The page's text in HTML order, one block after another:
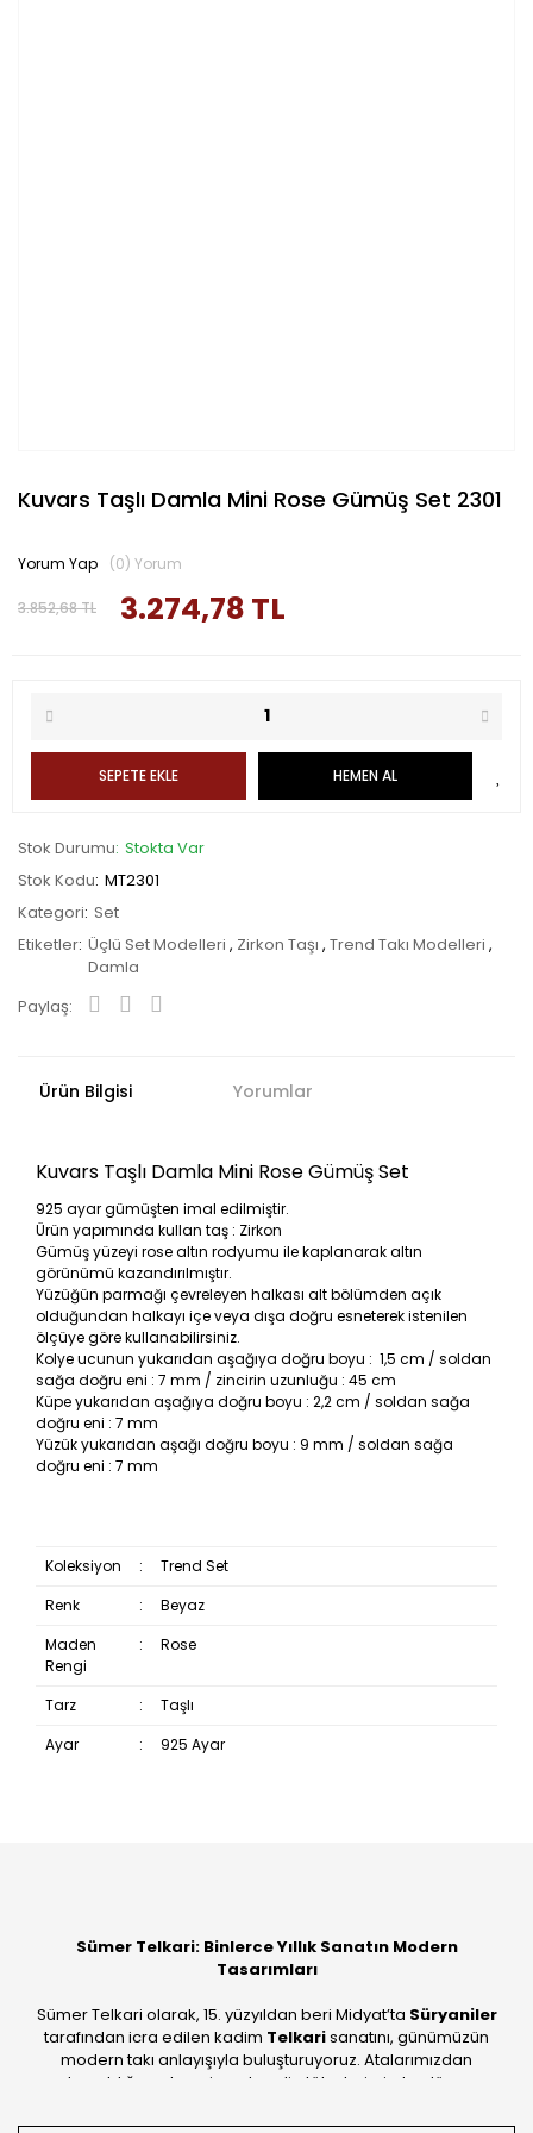
Kuvars Taşlı Damla Mini Rose Gümüş Set 2301
3.852,68 TL 3.274,78 TL
Yorum Yap (0) Yorum
SEPETE EKLE HEMEN AL
Stok Durumu Stokta Var
Stok Kodu MT2301
Kategori Set
Etiketler Üçlü Set Modelleri , Zirkon Taşı , Trend Takı Modelleri ,
Damla
Paylaş:
Ürün Bilgisi Yorumlar
Kuvars Taşlı Damla Mini Rose Gümüş Set
925 ayar gümüşten imal edilmiştir.
Ürün yapımında kullan taş : Zirkon
Gümüş yüzeyi rose altın rodyumu ile kaplanarak altın
görünümü kazandırılmıştır.
Yüzüğün parmağı çevreleyen halkası alt bölümden açık
olduğundan halkayı içe veya dışa doğru esneterek istenilen
ölçüye göre kullanabilirsiniz.
Kolye ucunun yukarıdan aşağıya doğru boyu : 1,5 cm / soldan
sağa doğru eni : 7 mm / zincirin uzunluğu : 45 cm
Küpe yukarıdan aşağıya doğru boyu : 2,2 cm / soldan sağa
doğru eni : 7 mm
Yüzük yukarıdan aşağı doğru boyu : 9 mm / soldan sağa
doğru eni : 7 mm
Koleksiyon :
Trend Set
Renk
:
Beyaz
Maden
Rengi
: Rose
Tarz :
Taşlı
Ayar
: 925 Ayar
Sümer Telkari: Binlerce Yıllık Sanatın Modern
Tasarımları
Sümer Telkari olarak, 15. yüzyıldan beri Midyat’ta Süryaniler
tarafından icra edilen kadim Telkarisanatını, günümüzün
modern takı anlayışıyla buluşturuyoruz. Atalarımızdan
devraldığımız bu mirası; kendi atölyelerimizde, dünya